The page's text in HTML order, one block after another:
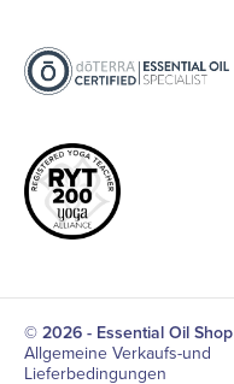
© 2026 - Essential Oil Shop
Allgemeine Verkaufs-und
Lieferbedingungen